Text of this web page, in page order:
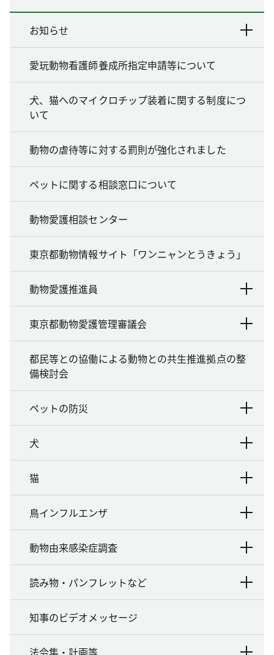
お知らせ
愛玩動物看護師養成所指定申請等について
犬、猫へのマイクロチップ装着に関する制度につ
いて
動物の虐待等に対する罰則が強化されました
ペットに関する相談窓口について
動物愛護相談センター
東京都動物情報サイト「ワンニャンとうきょう」
動物愛護推進員
東京都動物愛護管理審議会
都民等との協働による動物との共生推進拠点の整
備検討会
ペットの防災
犬
猫
鳥インフルエンザ
動物由来感染症調査
読み物・パンフレットなど
知事のビデオメッセージ
法令集・計画等